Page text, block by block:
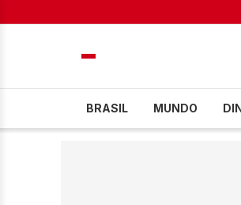
BRASIL MUNDO